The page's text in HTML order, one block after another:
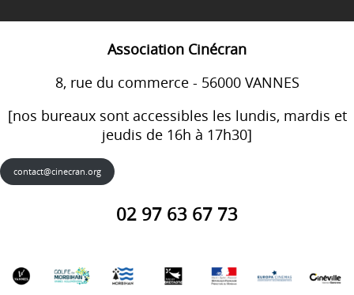
Association Cinécran
8, rue du commerce - 56000 VANNES
[nos bureaux sont accessibles les lundis, mardis et
jeudis de 16h à 17h30]
contact@cinecran.org
02 97 63 67 73